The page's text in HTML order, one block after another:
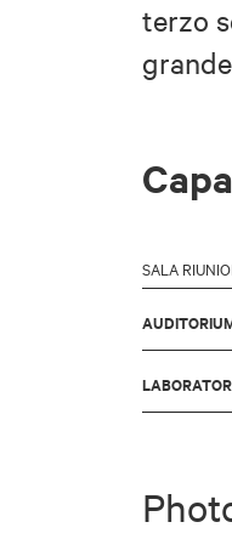
terzo
SALA